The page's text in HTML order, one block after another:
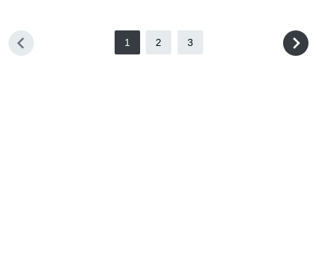
1 2 3